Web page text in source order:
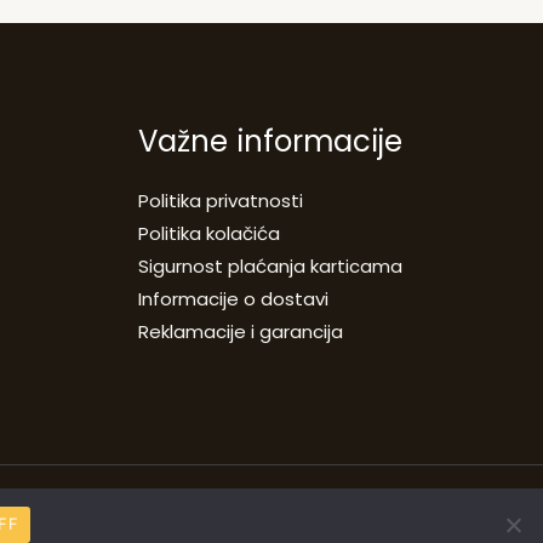
Važne informacije
Politika privatnosti
Politika kolačića
Sigurnost plaćanja karticama
Informacije o dostavi
Reklamacije i garancija